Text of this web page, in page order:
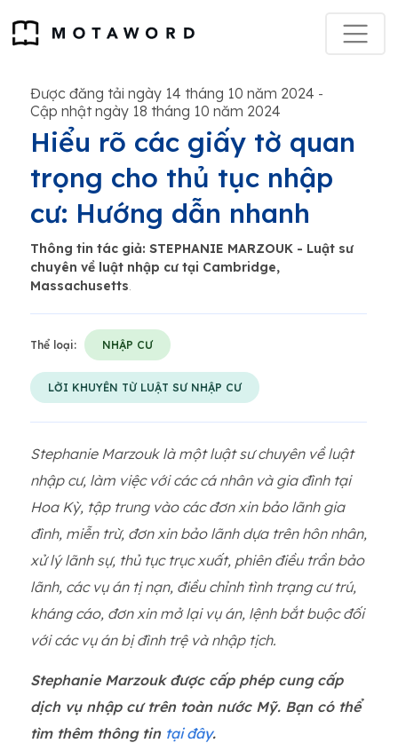
Được đăng tải ngày 14 tháng 10 năm 2024 -
Cập nhật ngày 18 tháng 10 năm 2024
Hiểu rõ các giấy tờ quan
trọng cho thủ tục nhập
cư: Hướng dẫn nhanh
Thông tin tác giả: STEPHANIE MARZOUK - Luật sư
chuyên về luật nhập cư tại Cambridge,
Massachusetts.
Thể loại: NHẬP CƯ
LỜI KHUYÊN TỪ LUẬT SƯ NHẬP CƯ
Stephanie Marzouk là một luật sư chuyên về luật
nhập cư, làm việc với các cá nhân và gia đình tại
Hoa Kỳ, tập trung vào các đơn xin bảo lãnh gia
đình, miễn trừ, đơn xin bảo lãnh dựa trên hôn nhân,
xử lý lãnh sự, thủ tục trục xuất, phiên điều trần bảo
lãnh, các vụ án tị nạn, điều chỉnh tình trạng cư trú,
kháng cáo, đơn xin mở lại vụ án, lệnh bắt buộc đối
với các vụ án bị đình trệ và nhập tịch.
Stephanie Marzouk được cấp phép cung cấp
dịch vụ nhập cư trên toàn nước Mỹ. Bạn có thể
tìm thêm thông tin tại đây.